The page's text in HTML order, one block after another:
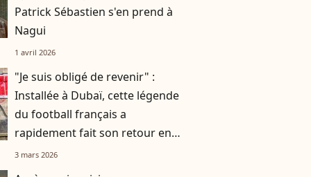
Patrick Sébastien s'en prend à
Nagui
1 avril 2026
"Je suis obligé de revenir" :
Installée à Dubaï, cette légende
du football français a
rapidement fait son retour en
France
3 mars 2026